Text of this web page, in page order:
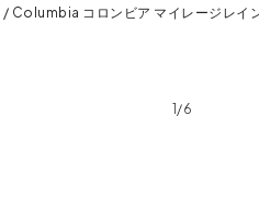
Columbia コロンビア マイレージレイ
1/6